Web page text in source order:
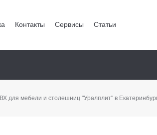
Контакты Сервисы Статьи
для мебели и столешниц "Уралплит" в